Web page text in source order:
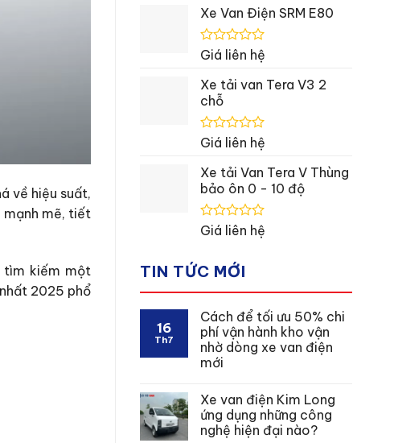
về hiệu suất,
mạnh mẽ, tiết
tìm kiếm một
2025 phổ
hạng
0
5
Xe Van Điện SRM E80
Được
hạng
0
5
sao
Giá liên hệ
Xe tải van Tera V3 2
chỗ
Được
hạng
0
5
sao
Giá liên hệ
Xe tải Van Tera V Thùng
bảo ôn 0 - 10 độ
Được
0
5
sao
Giá liên hệ
TIN TỨC MỚI
16
Th7
Cách để tối ưu 50% chi
phí vận hành kho vận
nhờ dòng xe van điện
mới
Xe van điện Kim Long
ứng dụng những công
nghệ hiện đại nào?